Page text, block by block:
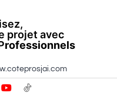
projet avec
rofessionnels